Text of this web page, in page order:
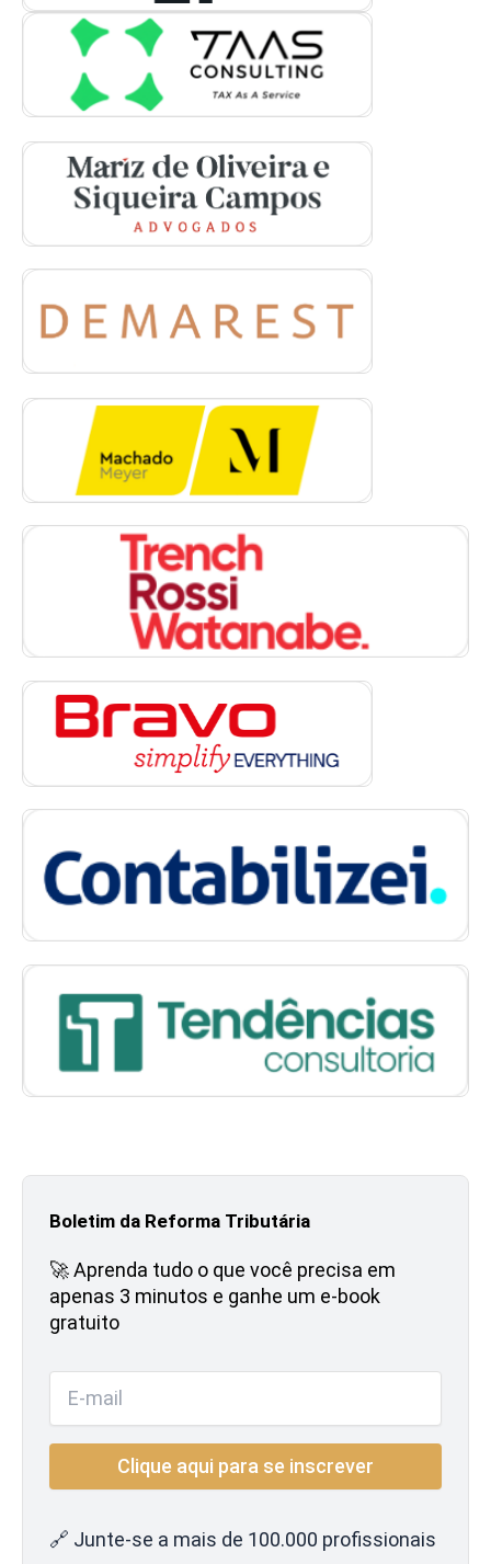
Boletim da Reforma Tributária
🚀 Aprenda tudo o que você precisa em
apenas 3 minutos e ganhe um e-book
gratuito
🔗 Junte-se a mais de 100.000 profissionais